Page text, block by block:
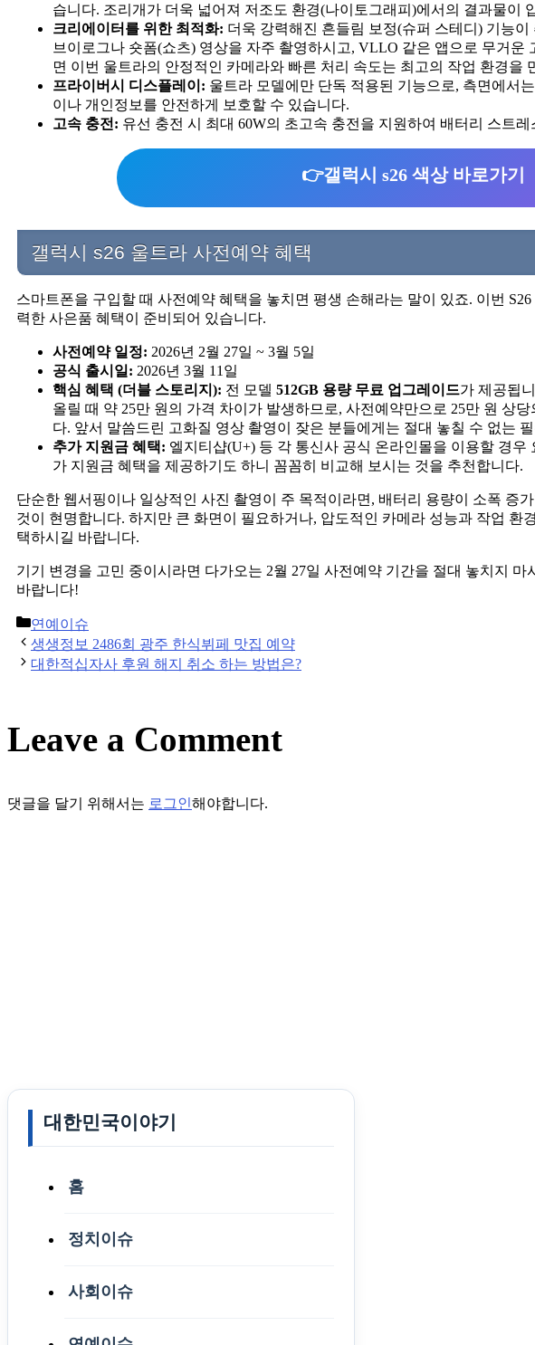
습니다. 조리개가 더욱 넓어져 저조도 환경(나이토그래피)에서의 결과물이
크리에이터를 위한 최적화: 더욱 강력해진 흔들림 보정(슈퍼 스테디) 기능
브이로그나 숏폼(쇼츠) 영상을 자주 촬영하시고, VLLO 같은 앱으로 무거운
면 이번 울트라의 안정적인 카메라와 빠른 처리 속도는 최고의 작업 환경을
프라이버시 디스플레이: 울트라 모델에만 단독 적용된 기능으로, 측면에서
이나 개인정보를 안전하게 보호할 수 있습니다.
고속 충전: 유선 충전 시 최대 60W의 초고속 충전을 지원하여 배터리 스트
👉갤럭시 s26 색상 바로가기
갤럭시 s26 울트라 사전예약 혜택
스마트폰을 구입할 때 사전예약 혜택을 놓치면 평생 손해라는 말이 있죠. 이번
력한 사은품 혜택이 준비되어 있습니다.
사전예약 일정: 2026년 2월 27일 ~ 3월 5일
공식 출시일: 2026년 3월 11일
핵심 혜택 (더블 스토리지): 전 모델 512GB 용량 무료 업그레이드가 제공됩
올릴 때 약 25만 원의 가격 차이가 발생하므로, 사전예약만으로 25만 원 상
다. 앞서 말씀드린 고화질 영상 촬영이 잦은 분들에게는 절대 놓칠 수 없는
추가 지원금 혜택: 엘지티샵(U+) 등 각 통신사 공식 온라인몰을 이용할 경우
가 지원금 혜택을 제공하기도 하니 꼼꼼히 비교해 보시는 것을 추천합니다.
단순한 웹서핑이나 일상적인 사진 촬영이 주 목적이라면, 배터리 용량이 소폭 증
것이 현명합니다. 하지만 큰 화면이 필요하거나, 압도적인 카메라 성능과 작업 환
택하시길 바랍니다.
기기 변경을 고민 중이시라면 다가오는 2월 27일 사전예약 기간을 절대 놓치지
바랍니다!
Categories
연예이슈
Post
navigation
생생정보 2486회 광주 한식뷔페 맛집 예약
대한적십자사 후원 해지 취소 하는 방법은?
Leave a Comment
댓글을 달기 위해서는 로그인해야합니다.
대한민국이야기
홈
정치이슈
사회이슈